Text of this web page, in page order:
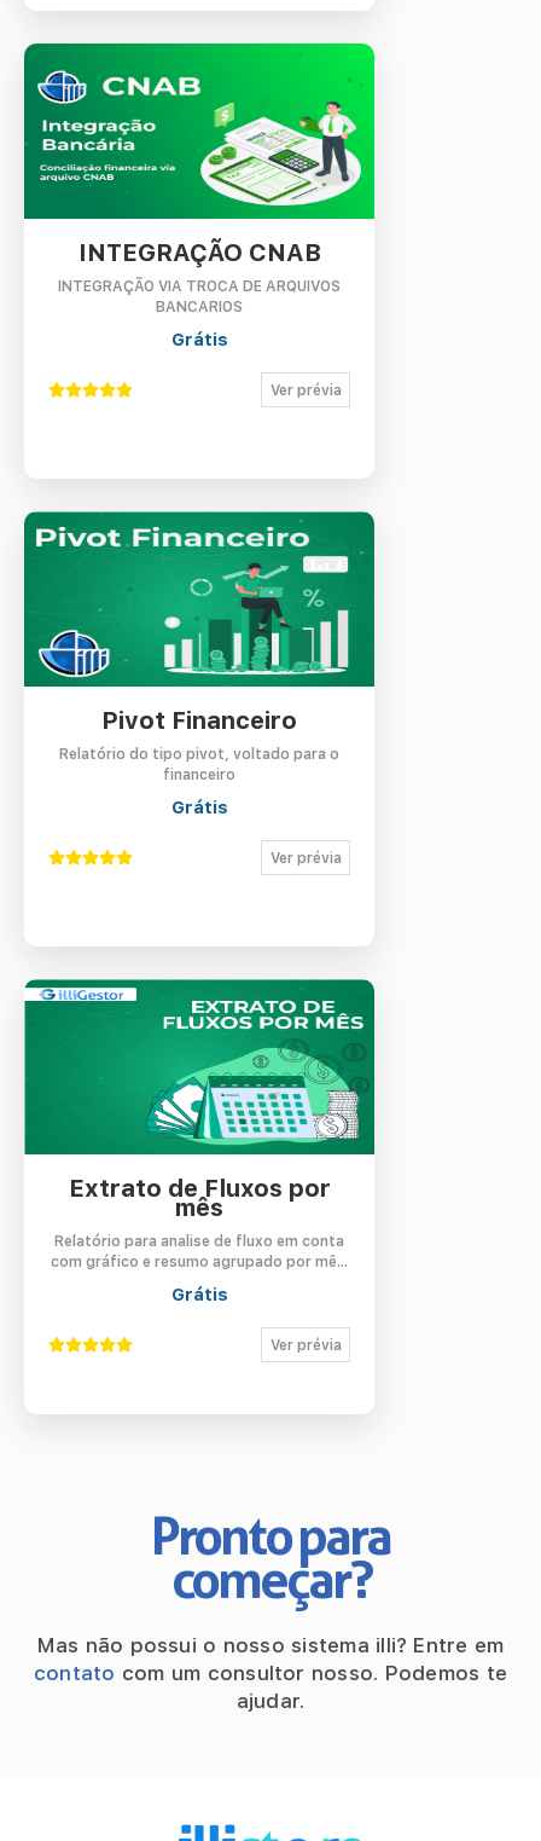
INTEGRAÇÃO CNAB
INTEGRAÇÃO VIA TROCA DE ARQUIVOS
BANCARIOS
Grátis
Ver prévia
Pivot Financeiro
Relatório do tipo pivot, voltado para o
financeiro
Grátis
Ver prévia
Extrato de Fluxos por
mês
Relatório para analise de fluxo em conta
com gráfico e resumo agrupado por mê...
Grátis
Ver prévia
Pronto para
começar?
Mas não possui o nosso sistema illi? Entre em
contato com um consultor nosso. Podemos te
ajudar.